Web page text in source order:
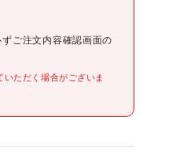
性能表記
ご注文内容確認画面の
ただく場合がございま